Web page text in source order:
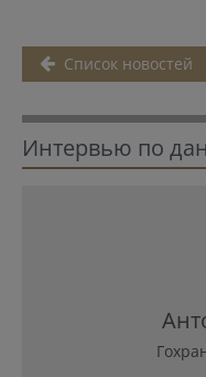
Список новостей
Интервью по